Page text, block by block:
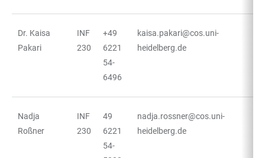
Dr. Kaisa
Pakari
INF
230
+49
6221
54-
6496
kaisa.pakari@cos.uni-
heidelberg.de
Nadja
Roßner
INF
230
49
6221
54-
nadja.rossner@cos.uni-
heidelberg.de